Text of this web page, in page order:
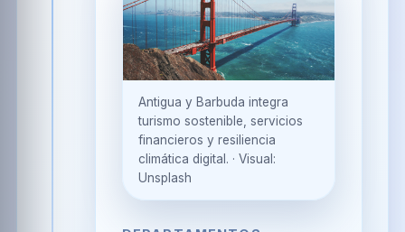
Antigua y Barbuda integra
turismo sostenible, servicios
financieros y resiliencia
climática digital. ·Visual:
Unsplash